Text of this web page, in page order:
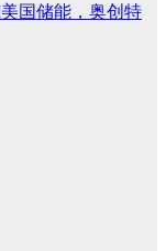
国储能，奥创特